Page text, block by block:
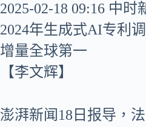
2025-02-18 09:16 中时
2024年生成式AI专利
增量全球第一
【李文辉】
澎湃新闻18日报导，